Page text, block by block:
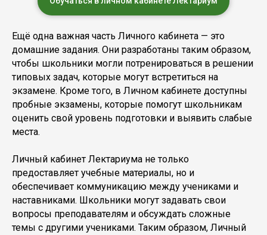
Ещё одна важная часть Личного кабинета — это
домашние задания. Они разработаны таким образом,
чтобы школьники могли потренироваться в решении
типовых задач, которые могут встретиться на
экзамене. Кроме того, в Личном кабинете доступны
пробные экзамены, которые помогут школьникам
оценить свой уровень подготовки и выявить слабые
места.
Личный кабинет Лектариума не только
предоставляет учебные материалы, но и
обеспечивает коммуникацию между учениками и
наставниками. Школьники могут задавать свои
вопросы преподавателям и обсуждать сложные
темы с другими учениками. Таким образом, Личный